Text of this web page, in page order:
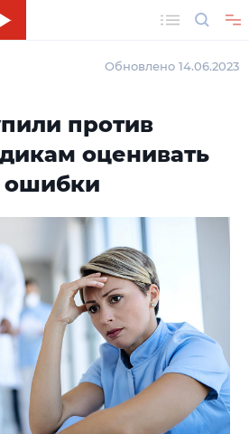
Обновлено 14.06.2023
против
оценивать
ошибки